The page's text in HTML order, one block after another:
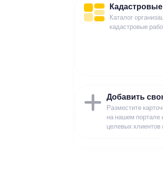
Каталог
кадастровые
Добавить
Разместите
на нашем портале
целевых